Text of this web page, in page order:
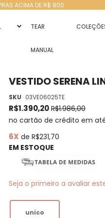
ACIMA DE R$ 800
TEAR
MANUAL
VESTIDO SERENA
SKU 03VE06025TE
R$1.390,20 R$1.986,00
no cartão de crédito em
6X de R$231,70
EM ESTOQUE
Seja o primeiro a avaliar
unico